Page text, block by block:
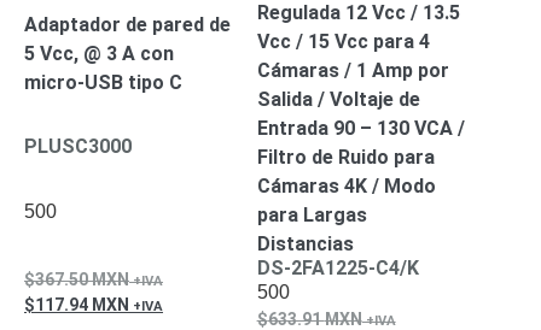
Cams
(Portátiles)Cámaras
Móviles Dash
Videoporteros
IntercomunicadoresVideoporteros
Videoporteros
IP
Adaptador de pared de
5 Vcc, @ 3 A con
micro-USB tipo C
PLUSC3000
500
367.50MXN
117.94 MXN
Regulada 12 Vcc / 13.5
Vcc / 15 Vcc para 4
Cámaras / 1 Amp por
Salida / Voltaje de
Entrada 90 – 130 VCA /
Filtro de Ruido para
Cámaras 4K / Modo
para Largas
Distancias
DS-2FA1225-C4/K
500
633.91MXN